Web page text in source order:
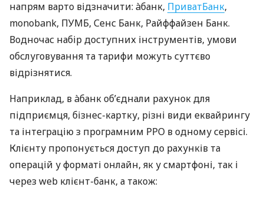
напрям варто відзначити: àбанк, ПриватБанк,
monobank, ПУМБ, Сенс Банк, Райффайзен Банк.
Водночас набір доступних інструментів, умови
обслуговування та тарифи можуть суттєво
відрізнятися.
Наприклад, в àбанк об’єднали рахунок для
підприємця, бізнес-картку, різні види еквайрингу
та інтеграцію з програмним РРО в одному сервісі.
Клієнту пропонується доступ до рахунків та
операцій у форматі онлайн, як у смартфоні, так і
через web клієнт-банк, а також: